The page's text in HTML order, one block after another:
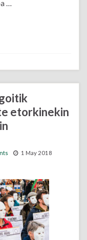
…
etorkinekin
1 May 2018